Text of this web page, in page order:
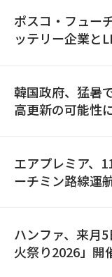
ポスコ・フュー
ッテリー企業と
韓国政府、猛暑
高更新の可能性
エアプレミア、
ーチミン路線運
ハンファ、来月
火祭り2026」